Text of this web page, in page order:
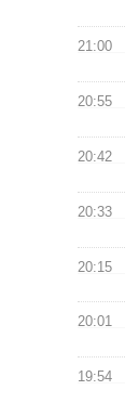
21:00
20:55
20:42
20:33
20:15
20:01
19:54